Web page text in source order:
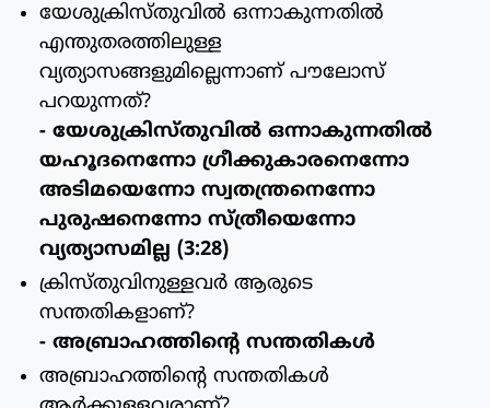
യേശുക്രിസ്തുവില്‍ ഒന്നാകുന്നതില്‍
എന്തുതരത്തിലുള്ള
വ്യത്യാസങ്ങളുമില്ലെന്നാണ് പൗലോസ്
പറയുന്നത്?
- യേശുക്രിസ്തുവില്‍ ഒന്നാകുന്നതില്‍
യഹൂദനെന്നോ ഗ്രീക്കുകാരനെന്നോ
അടിമയെന്നോ സ്വതന്ത്രനെന്നോ
പുരുഷനെന്നോ സ്ത്രീയെന്നോ
വ്യത്യാസമില്ല (3:28)
ക്രിസ്തുവിനുള്ളവര്‍ ആരുടെ
സന്തതികളാണ്?
- അബ്രാഹത്തിന്റെ സന്തതികള്‍
അബ്രാഹത്തിന്റെ സന്തതികള്‍